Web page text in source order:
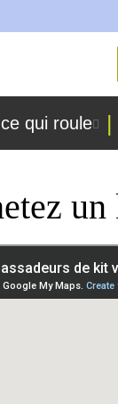
qui roule